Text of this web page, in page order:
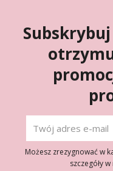
Możesz zrezygnować w
szczegóły